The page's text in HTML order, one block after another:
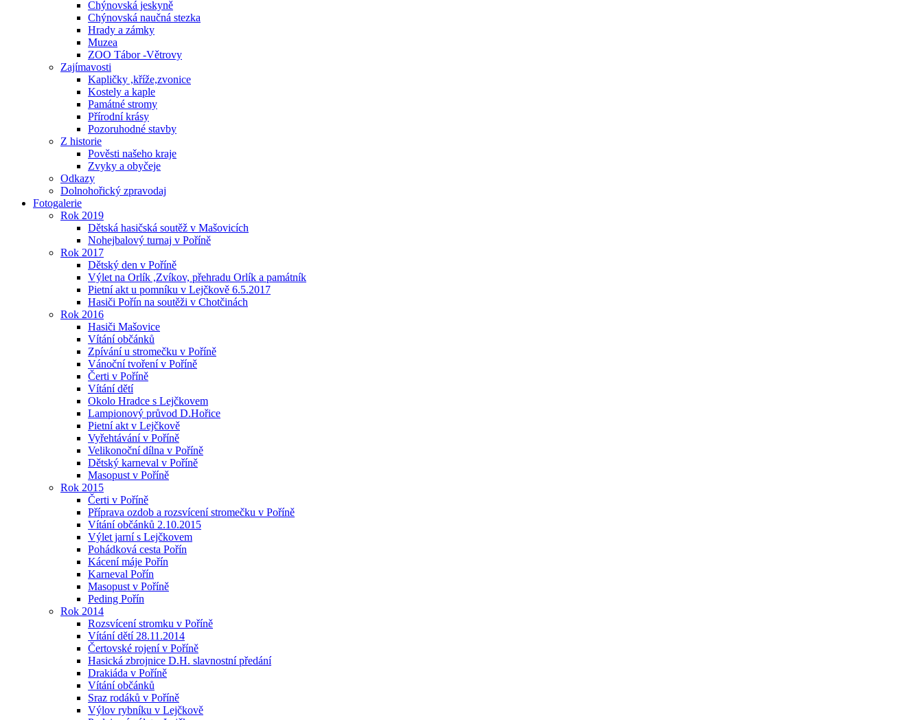
Chýnovská jeskyně
Chýnovská naučná stezka
Hrady a zámky
Muzea
ZOO Tábor -Větrovy
Zajímavosti
Kapličky ,kříže,zvonice
Kostely a kaple
Památné stromy
Přírodní krásy
Pozoruhodné stavby
Z historie
Pověsti našeho kraje
Zvyky a obyčeje
Odkazy
Dolnohořický zpravodaj
Fotogalerie
Rok 2019
Dětská hasičská soutěž v Mašovicích
Nohejbalový turnaj v Poříně
Rok 2017
Dětský den v Poříně
Výlet na Orlík ,Zvíkov, přehradu Orlík a památník
Pietní akt u pomníku v Lejčkově 6.5.2017
Hasiči Pořín na soutěži v Chotčinách
Rok 2016
Hasiči Mašovice
Vítání občánků
Zpívání u stromečku v Poříně
Vánoční tvoření v Poříně
Čerti v Poříně
Vítání dětí
Okolo Hradce s Lejčkovem
Lampionový průvod D.Hořice
Pietní akt v Lejčkově
Vyřehtávání v Poříně
Velikonoční dílna v Poříně
Dětský karneval v Poříně
Masopust v Poříně
Rok 2015
Čerti v Poříně
Příprava ozdob a rozsvícení stromečku v Poříně
Vítání občánků 2.10.2015
Výlet jarní s Lejčkovem
Pohádková cesta Pořín
Kácení máje Pořín
Karneval Pořín
Masopust v Poříně
Peding Pořín
Rok 2014
Rozsvícení stromku v Poříně
Vítání dětí 28.11.2014
Čertovské rojení v Poříně
Hasická zbrojnice D.H. slavnostní předání
Drakiáda v Poříně
Vítání občánků
Sraz rodáků v Poříně
Výlov rybníku v Lejčkově